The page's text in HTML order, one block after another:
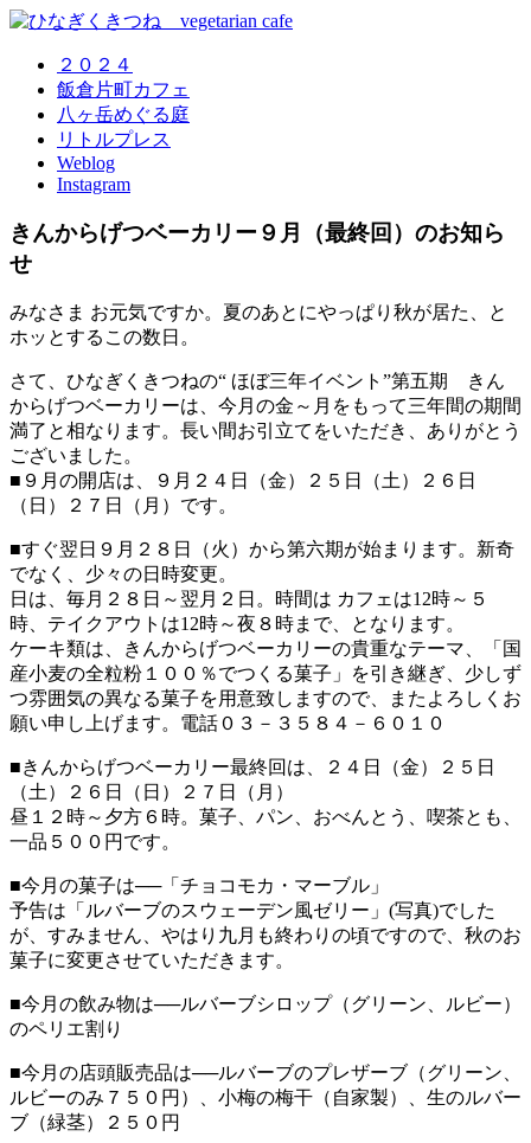
２０２４
飯倉片町カフェ
八ヶ岳めぐる庭
リトルプレス
Weblog
Instagram
きんからげつベーカリー９月（最終回）のお知ら
せ
みなさま お元気ですか。夏のあとにやっぱり秋が居た、と
ホッとするこの数日。
さて、ひなぎくきつねの“ ほぼ三年イベント”第五期 きん
からげつベーカリーは、今月の金～月をもって三年間の期間
満了と相なります。長い間お引立てをいただき、ありがとう
ございました。
■９月の開店は、９月２４日（金）２５日（土）２６日
（日）２７日（月）です。
■すぐ翌日９月２８日（火）から第六期が始まります。新奇
でなく、少々の日時変更。
日は、毎月２８日～翌月２日。時間は カフェは12時～５
時、テイクアウトは12時～夜８時まで、となります。
ケーキ類は、きんからげつベーカリーの貴重なテーマ、「国
産小麦の全粒粉１００％でつくる菓子」を引き継ぎ、少しず
つ雰囲気の異なる菓子を用意致しますので、またよろしくお
願い申し上げます。電話０３－３５８４－６０１０
■きんからげつベーカリー最終回は、２４日（金）２５日
（土）２６日（日）２７日（月）
昼１２時～夕方６時。菓子、パン、おべんとう、喫茶とも、
一品５００円です。
■今月の菓子は──「チョコモカ・マーブル」
予告は「ルバーブのスウェーデン風ゼリー」(写真)でした
が、すみません、やはり九月も終わりの頃ですので、秋のお
菓子に変更させていただきます。
■今月の飲み物は──ルバーブシロップ（グリーン、ルビー）
のペリエ割り
■今月の店頭販売品は──ルバーブのプレザーブ（グリーン、
ルビーのみ７５０円）、小梅の梅干（自家製）、生のルバー
ブ（緑茎）２５０円